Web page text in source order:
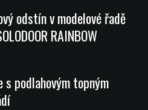
odstín v modelové řadě
RAINBOW
s podlahovým topným